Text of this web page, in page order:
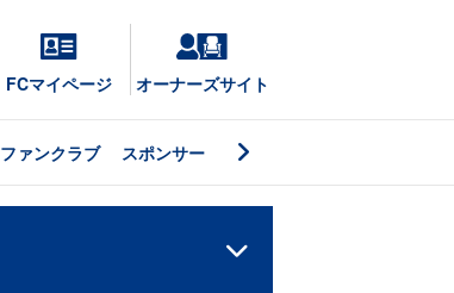
FCマイページ オーナーズサイト
ファンクラブ スポンサー